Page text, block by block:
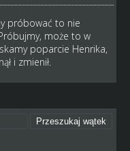
próbować to nie
może to w
poparcie Henrika,
i zmienił.